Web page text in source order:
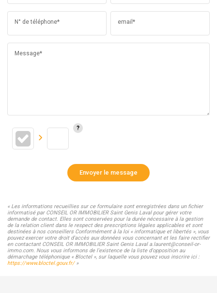
N° de téléphone* email*
Message*
Envoyer le message
« Les informations recueillies sur ce formulaire sont enregistrées dans un fichier
informatisé par CONSEIL OR IMMOBILIER Saint Genis Laval pour gérer votre
demande de contact. Elles sont conservées pour la durée nécessaire à la gestion
de la relation client dans le respect des prescriptions légales applicables et sont
destinées à nos conseillers Conformément à la loi « informatique et libertés », vous
pouvez exercer votre droit d'accès aux données vous concernant et les faire rectifier
en contactant CONSEIL OR IMMOBILIER Saint Genis Laval a.laurent@conseil-or-
immo.com. Nous vous informons de l'existence de la liste d'opposition au
démarchage téléphonique « Bloctel », sur laquelle vous pouvez vous inscrire ici :
https://www.bloctel.gouv.fr/»